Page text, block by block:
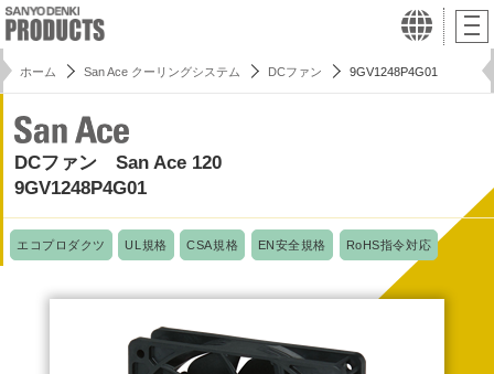
ホーム San Ace クーリングシステム DCファン 9GV1248P4G01
DCファン San Ace 120
9GV1248P4G01
エコプロダクツ UL規格 CSA規格 EN安全規格 RoHS指令対応